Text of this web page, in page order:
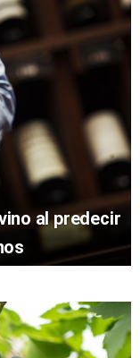
al predecir